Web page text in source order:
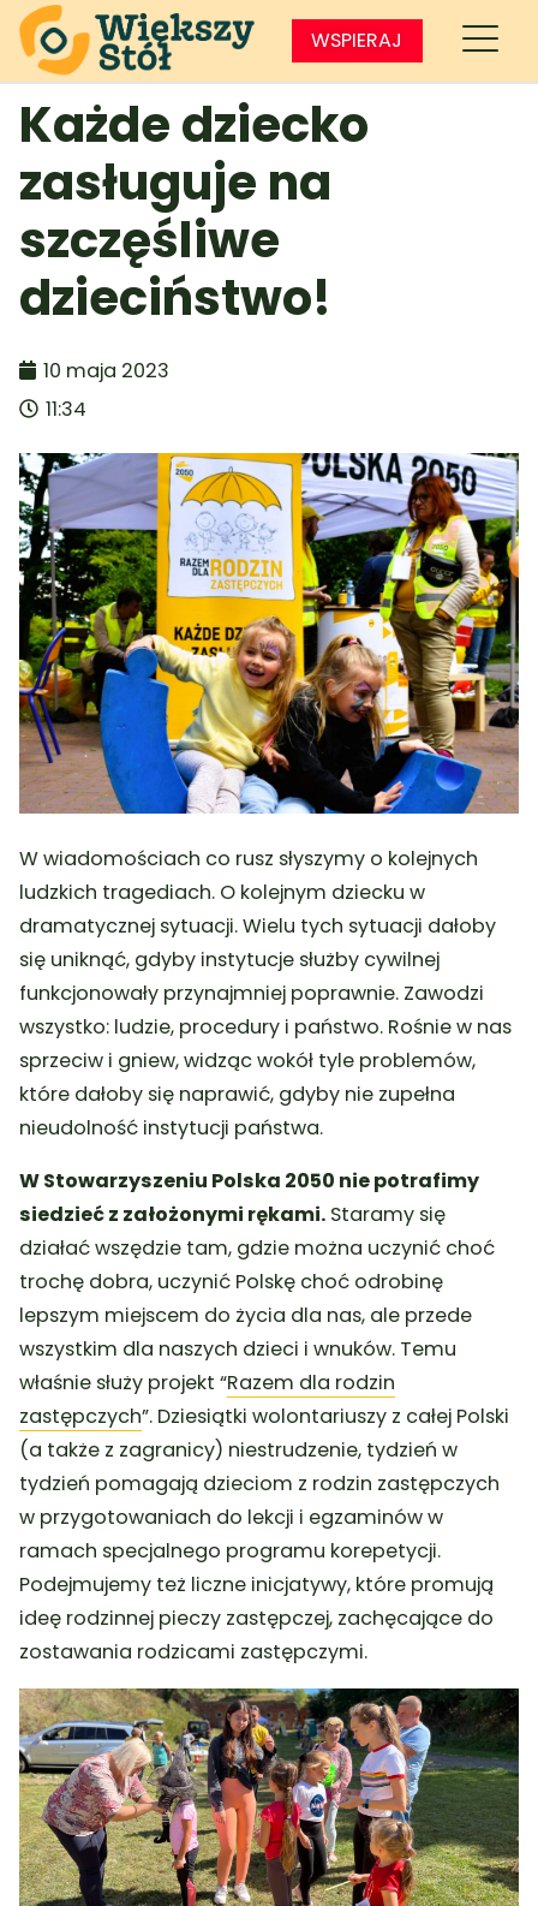
WSPIERAJ
Każde dziecko
zasługuje na
szczęśliwe
dzieciństwo!
10 maja 2023
11:34
W wiadomościach co rusz słyszymy o kolejnych
ludzkich tragediach. O kolejnym dziecku w
dramatycznej sytuacji. Wielu tych sytuacji dałoby
się uniknąć, gdyby instytucje służby cywilnej
funkcjonowały przynajmniej poprawnie. Zawodzi
wszystko: ludzie, procedury i państwo. Rośnie w nas
sprzeciw i gniew, widząc wokół tyle problemów,
które dałoby się naprawić, gdyby nie zupełna
nieudolność instytucji państwa.
W Stowarzyszeniu Polska 2050 nie potrafimy
siedzieć z założonymi rękami. Staramy się
działać wszędzie tam, gdzie można uczynić choć
trochę dobra, uczynić Polskę choć odrobinę
lepszym miejscem do życia dla nas, ale przede
wszystkim dla naszych dzieci i wnuków. Temu
właśnie służy projekt “Razem dla rodzin
zastępczych”. Dziesiątki wolontariuszy z całej Polski
(a także z zagranicy) niestrudzenie, tydzień w
tydzień pomagają dzieciom z rodzin zastępczych
w przygotowaniach do lekcji i egzaminów w
ramach specjalnego programu korepetycji.
Podejmujemy też liczne inicjatywy, które promują
ideę rodzinnej pieczy zastępczej, zachęcające do
zostawania rodzicami zastępczymi.